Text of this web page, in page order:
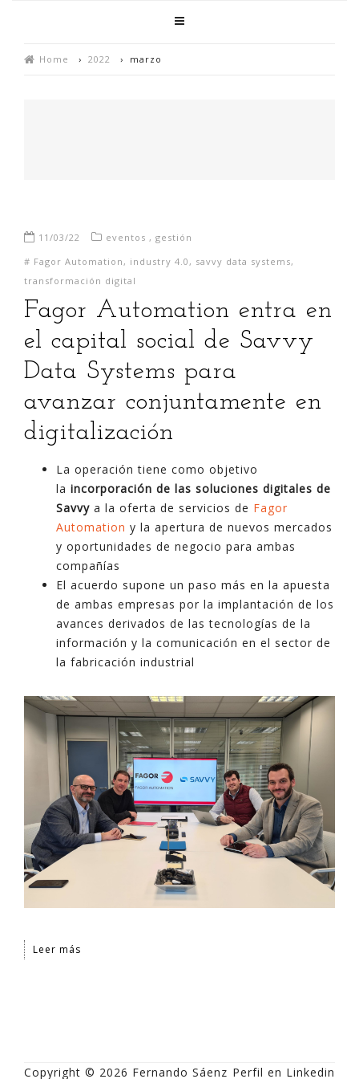
Home › 2022 › marzo
11/03/22 eventos , gestión
# Fagor Automation , industry 4.0 , savvy data systems,
transformación digital
Fagor Automation entra en
el capital social de Savvy
Data Systems para
avanzar conjuntamente en
digitalización
La operación tiene como objetivo
la incorporación de las soluciones digitales de
Savvy a la oferta de servicios de Fagor
Automation y la apertura de nuevos mercados
y oportunidades de negocio para ambas
compañías
El acuerdo supone un paso más en la apuesta
de ambas empresas por la implantación de los
avances derivados de las tecnologías de la
información y la comunicación en el sector de
la fabricación industrial
Leer más
Copyright © 2026 Fernando Sáenz Perfil en Linkedin